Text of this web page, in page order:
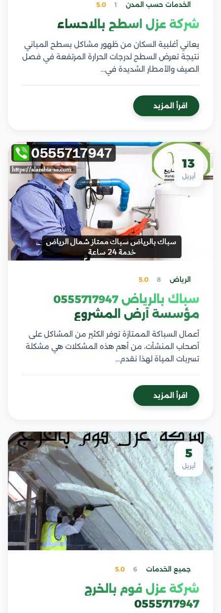
الخدمات حسب المدن 1
5.0
شركة عزل اسطح بالاحساء
يعاني أغلبية السكان من ظهور مشاكل بسطح المباني
نتيجة تعرض السطح لدرجات الحرارة المرتفعة في فصل
الصيف والأمطار الشديدة في…
اقرأ المزيد
13
أبريل
الرياض 8
5.0
سباك بالرياض 0555717947
مؤسسة أرض المشروع
أعمال السباكة الممتازة توفر الكثير من المشاكل على
أصحاب المنشأت، من أهم هذه المشكلات هي مشكلة
تسربات المياة لهذا نقدم…
اقرأ المزيد
5
أبريل
جميع الخدمات 6
5.0
شركة عزل فوم بالخرج
0555717947